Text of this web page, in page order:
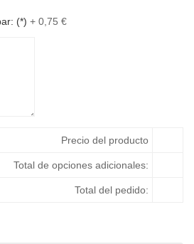
(*) + 0,75 €
Precio del producto
Total de opciones adicionales:
Total del pedido: